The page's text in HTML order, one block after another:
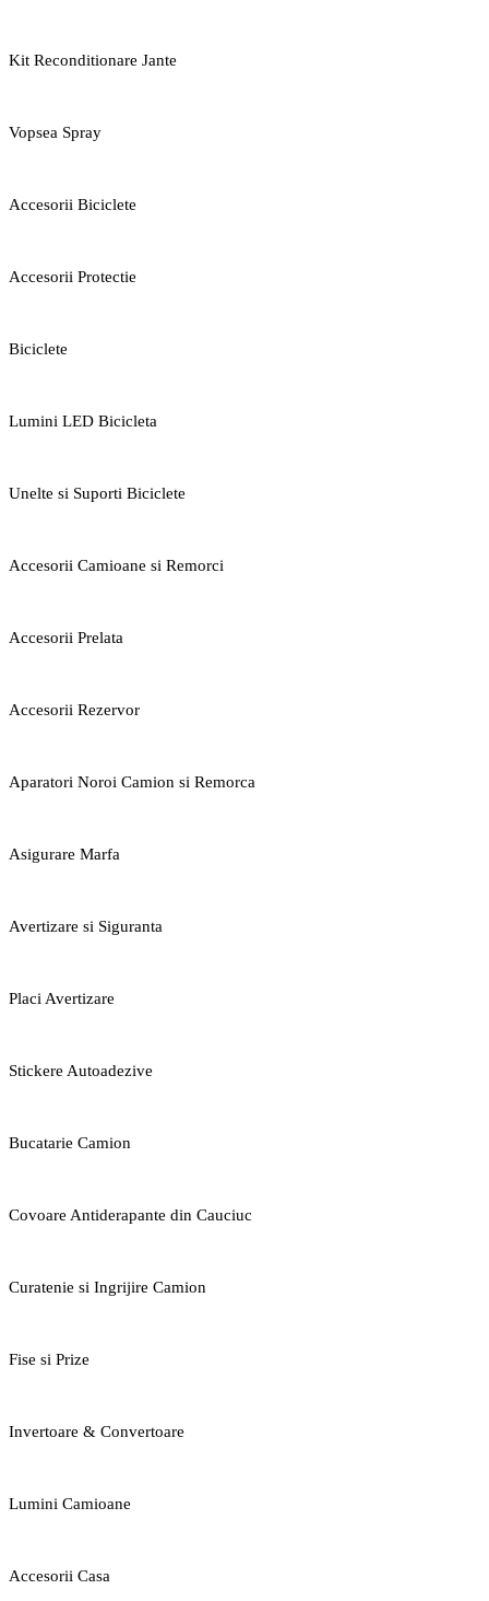
Kit Reconditionare Jante
Vopsea Spray
Accesorii Biciclete
Accesorii Protectie
Biciclete
Lumini LED Bicicleta
Unelte si Suporti Biciclete
Accesorii Camioane si Remorci
Accesorii Prelata
Accesorii Rezervor
Aparatori Noroi Camion si Remorca
Asigurare Marfa
Avertizare si Siguranta
Placi Avertizare
Stickere Autoadezive
Bucatarie Camion
Covoare Antiderapante din Cauciuc
Curatenie si Ingrijire Camion
Fise si Prize
Invertoare & Convertoare
Lumini Camioane
Accesorii Casa